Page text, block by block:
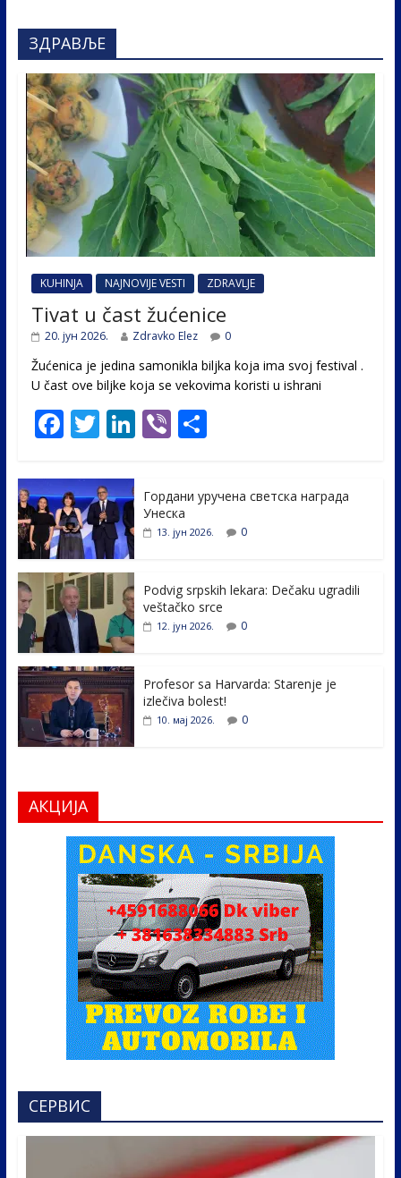
ЗДРАВЉЕ
KUHINJA NAJNOVIJE VESTI ZDRAVLJE
Tivat u čast žućenice
20. јун 2026. Zdravko Elez 0
Žućenica je jedina samonikla biljka koja ima svoj festival .
U čast ovе biljke koja se vekovima koristi u ishrani
F
e
b
o
o
k
T
itt
er
Li
e
dI
Vi S
e
Гордани уручена светска награда
Унеска
13. јун 2026. 0
Podvig srpskih lekara: Dečaku ugradili
veštačko srce
12. јун 2026. 0
Profesor sa Harvarda: Starenje je
izlečiva bolest!
10. мај 2026. 0
АКЦИЈА
СЕРВИС